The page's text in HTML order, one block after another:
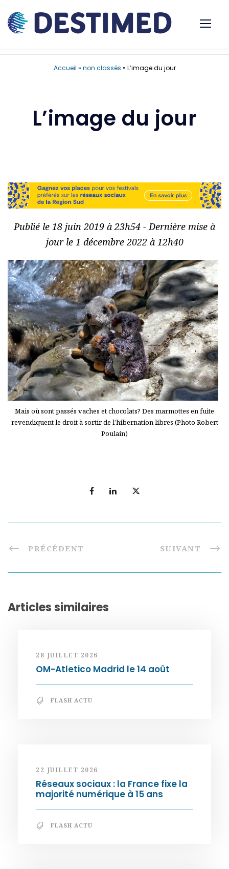
Accueil » non classés » L’image du jour
L’image du jour
Publié le 18 juin 2019 à 23h54 - Dernière mise à
jour le 1 décembre 2022 à 12h40
Mais où sont passés vaches et chocolats? Des marmottes en fuite
revendiquent le droit à sortir de l’hibernation libres (Photo Robert
Poulain)
PRÉCÉDENT SUIVANT
Articles similaires
28 JUILLET 2026
OM-Atletico Madrid le 14 août
FLASH ACTU
22 JUILLET 2026
Réseaux sociaux : la France fixe la
majorité numérique à 15 ans
FLASH ACTU